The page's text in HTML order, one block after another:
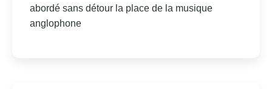
abordé sans détour la place de la musique
anglophone